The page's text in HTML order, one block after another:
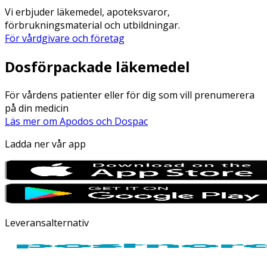
Vi erbjuder läkemedel, apoteksvaror,
förbrukningsmaterial och utbildningar.
För vårdgivare och företag
Dosförpackade läkemedel
För vårdens patienter eller för dig som vill prenumerera
på din medicin
Läs mer om Apodos och Dospac
Ladda ner vår app
Leveransalternativ